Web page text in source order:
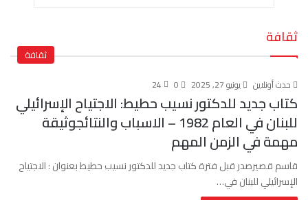
ثقافة
ثقافة
حدث أونلاين يونيو 27, 2025 0
24
كتاب جديد للدكتور نسيب حطيط: الاجتياح الإسرائيلي
للبنان في العام 1982 – الاسباب والنتائجوثيقة
مهمة في الزمن المهم
قاسم قصيرصدر قبل فترة كتاب جديد للدكتور نسيب حطيط بعنوان : الاجتياح
الإسرائيلي للبنان في…